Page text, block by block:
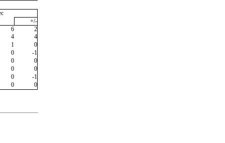
+/-
6
2
4
4
1
0
0
-1
0
0
0
0
0
-1
0 0